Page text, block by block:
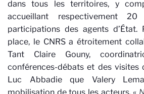
dans tous les territoires, y
accueillant respectivement
participations des agents
place, le CNRS a étroitement
Tant Claire Gouny,
conférences-débats et des visites
Luc Abbadie que Valery